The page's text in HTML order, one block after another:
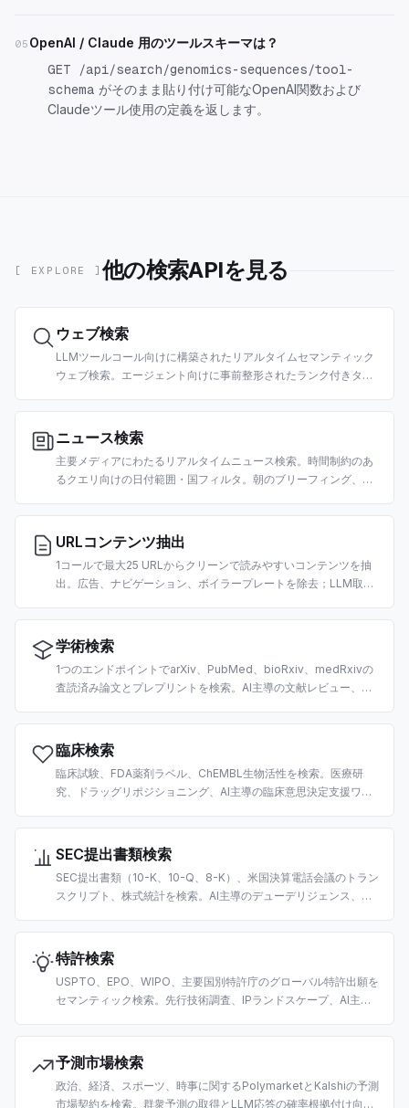
05 OpenAI / Claude 用のツールスキーマは？
GET /api/search/genomics-sequences/tool-
schema がそのまま貼り付け可能なOpenAI関数および
Claudeツール使用の定義を返します。
[ EXPLORE ]他の検索APIを見る
ウェブ検索
LLMツールコール向けに構築されたリアルタイムセマンティック
ウェブ検索。エージェント向けに事前整形されたランク付きタイ
タ対応。
ニュース検索
主要メディアにわたるリアルタイムニュース検索。時間制約のあ
るクエリ向けの日付範囲・国フィルタ。朝のブリーフィング、市
URLコンテンツ抽出
1コールで最大25 URLからクリーンで読みやすいコンテンツを抽
出。広告、ナビゲーション、ボイラープレートを除去；LLM取り
ット。
学術検索
1つのエンドポイントでarXiv、PubMed、bioRxiv、medRxivの
査読済み論文とプレプリントを検索。AI主導の文献レビュー、科
臨床検索
臨床試験、FDA薬剤ラベル、ChEMBL生物活性を検索。医療研
究、ドラッグリポジショニング、AI主導の臨床意思決定支援ワー
SEC提出書類検索
SEC提出書類（10-K、10-Q、8-K）、米国決算電話会議のトラン
スクリプト、株式統計を検索。AI主導のデューデリジェンス、フ
特許検索
USPTO、EPO、WIPO、主要国別特許庁のグローバル特許出願を
セマンティック検索。先行技術調査、IPランドスケープ、AI主導
予測市場検索
政治、経済、スポーツ、時事に関するPolymarketとKalshiの予測
市場契約を検索。群衆予測の取得とLLM応答の確率根拠付け向け